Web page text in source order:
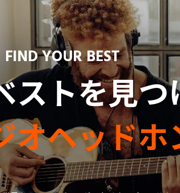
FIND YOUR BEST
ストを見つ
オヘッドホ